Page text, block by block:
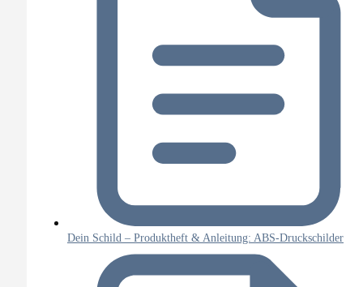
Dein Schild – Produktheft & Anleitung: ABS-Druckschilder